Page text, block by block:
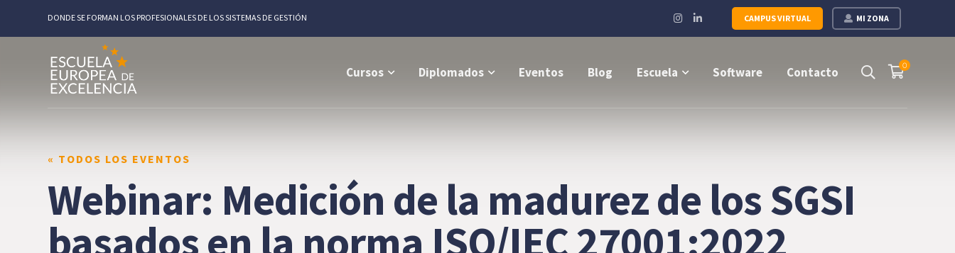
MI ZONA
CAMPUS VIRTUAL
DONDE SE FORMAN LOS PROFESIONALES DE LOS SISTEMAS DE GESTIÓN
Instagram
Profile
LinkedIn
Profile
0
Cursos Diplomados Eventos Blog Escuela Software Contacto
« TODOS LOS EVENTOS
Webinar: Medición de la madurez de los SGSI
basados en la norma ISO/IEC 27001:2022